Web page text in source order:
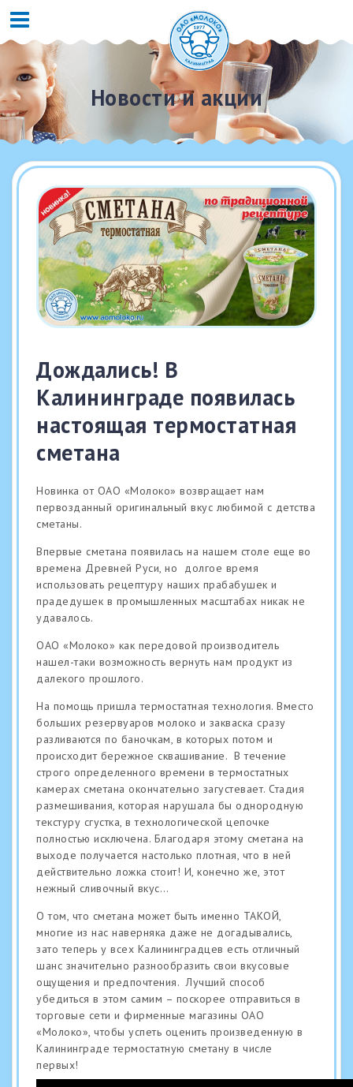
Новости и акции
Дождались! В
Калининграде появилась
настоящая термостатная
сметана
Новинка от ОАО «Молоко» возвращает нам
первозданный оригинальный вкус любимой с детства
сметаны.
Впервые сметана появилась на нашем столе еще во
времена Древней Руси, но долгое время
использовать рецептуру наших прабабушек и
прадедушек в промышленных масштабах никак не
удавалось.
ОАО «Молоко» как передовой производитель
нашел-таки возможность вернуть нам продукт из
далекого прошлого.
На помощь пришла термостатная технология. Вместо
больших резервуаров молоко и закваска сразу
разливаются по баночкам, в которых потом и
происходит бережное сквашивание. В течение
строго определенного времени в термостатных
камерах сметана окончательно загустевает. Стадия
размешивания, которая нарушала бы однородную
текстуру сгустка, в технологической цепочке
полностью исключена. Благодаря этому сметана на
выходе получается настолько плотная, что в ней
действительно ложка стоит! И, конечно же, этот
нежный сливочный вкус…
О том, что сметана может быть именно ТАКОЙ,
многие из нас наверняка даже не догадывались,
зато теперь у всех Калининградцев есть отличный
шанс значительно разнообразить свои вкусовые
ощущения и предпочтения. Лучший способ
убедиться в этом самим – поскорее отправиться в
торговые сети и фирменные магазины ОАО
«Молоко», чтобы успеть оценить произведенную в
Калининграде термостатную сметану в числе
первых!